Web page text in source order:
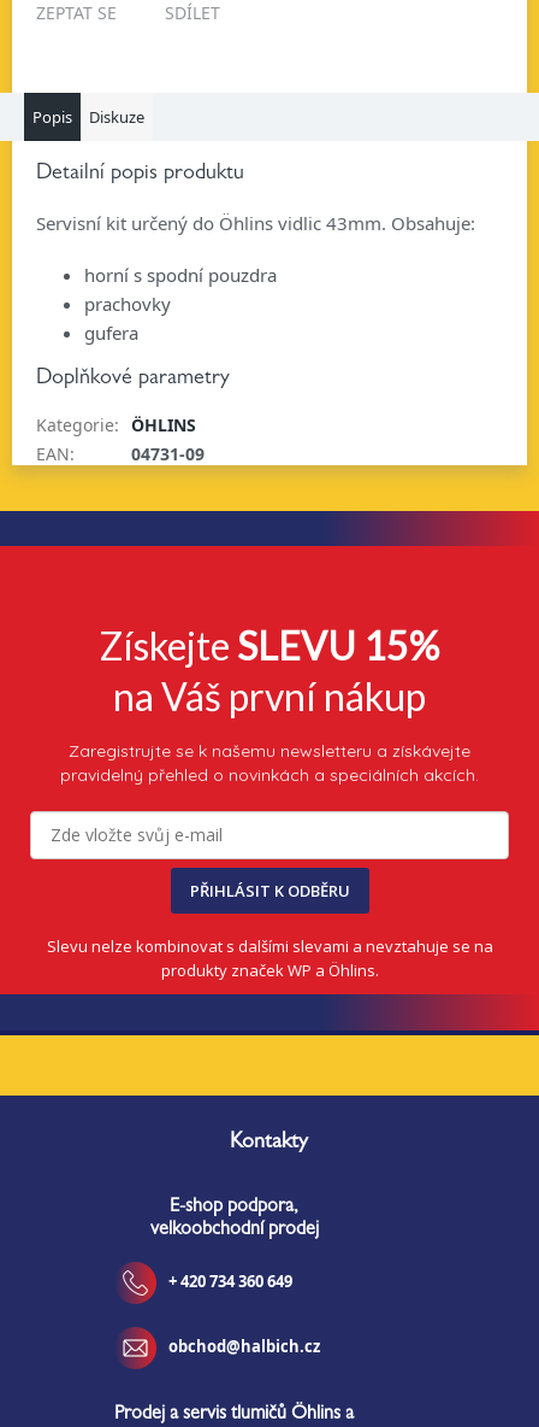
ZEPTAT SE SDÍLET
Popis Diskuze
Detailní popis produktu
Servisní kit určený do Öhlins vidlic 43mm. Obsahuje:
horní s spodní pouzdra
prachovky
gufera
Doplňkové parametry
Kategorie: ÖHLINS
EAN: 04731-09
Získejte SLEVU 15%
na Váš první nákup
Zaregistrujte se k našemu newsletteru a získávejte
pravidelný přehled o novinkách a speciálních akcích.
PŘIHLÁSIT K ODBĚRU
Slevu nelze kombinovat s dalšími slevami a nevztahuje se na
produkty značek WP a Öhlins.
Kontakty
E-shop podpora,
velkoobchodní prodej
+ 420 734 360 649
obchod@halbich.cz
Prodej a servis tlumičů Öhlins a